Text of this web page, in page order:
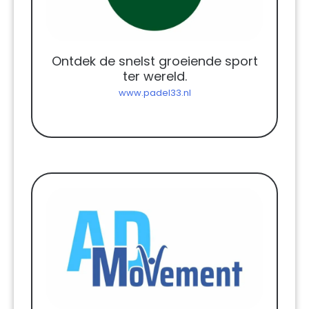
Ontdek de snelst groeiende sport
ter wereld.
www.padel33.nl